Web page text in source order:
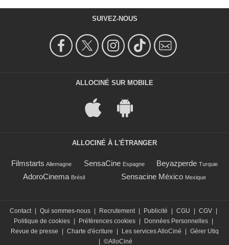
SUIVEZ-NOUS
ALLOCINÉ SUR MOBILE
ALLOCINÉ À L'ÉTRANGER
Filmstarts Allemagne SensaCine Espagne Beyazperde Turquie
AdoroCinema Brésil Sensacine México Mexique
Contact Qui sommes-nous Recrutement Publicité CGU CGV
Politique de cookies
Préférences cookies Données Personnelles
Revue de presse
Charte d'écriture Les services AlloCiné
Gérer Utiq
©AlloCiné